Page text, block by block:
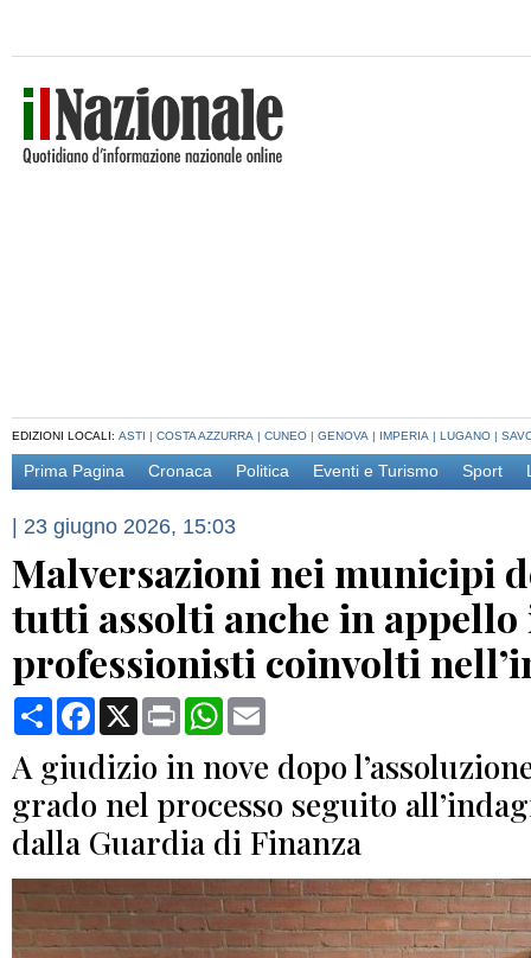
EDIZIONI LOCALI: ASTI | COSTA AZZURRA | CUNEO | GENOVA | IMPERIA | LUGANO |
Prima Pagina Cronaca Politica Eventi e Turismo Sport
| 23 giugno 2026, 15:03
Malversazioni nei municipi
tutti assolti anche in appello
professionisti coinvolti
CondividiFacebook
X Print WhatsApp
A giudizio in nove dopo
grado nel processo seguito
dalla Guardia di Finanza